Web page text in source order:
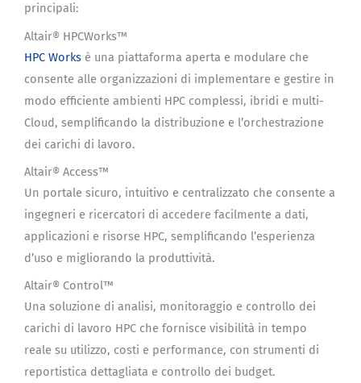
principali:
Altair® HPCWorks™
HPC Works è una piattaforma aperta e modulare che
consente alle organizzazioni di implementare e gestire in
modo efficiente ambienti HPC complessi, ibridi e multi-
Cloud, semplificando la distribuzione e l’orchestrazione
dei carichi di lavoro.
Altair® Access™
Un portale sicuro, intuitivo e centralizzato che consente a
ingegneri e ricercatori di accedere facilmente a dati,
applicazioni e risorse HPC, semplificando l’esperienza
d’uso e migliorando la produttività.
Altair® Control™
Una soluzione di analisi, monitoraggio e controllo dei
carichi di lavoro HPC che fornisce visibilità in tempo
reale su utilizzo, costi e performance, con strumenti di
reportistica dettagliata e controllo dei budget.